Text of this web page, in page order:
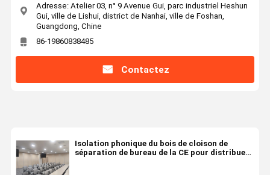
Adresse: Atelier 03, n° 9 Avenue Gui, parc industriel Heshun
Gui, ville de Lishui, district de Nanhai, ville de Foshan,
Guangdong, Chine
86-19860838485
Contactez
Isolation phonique du bois de cloison de
séparation de bureau de la CE pour distribuer